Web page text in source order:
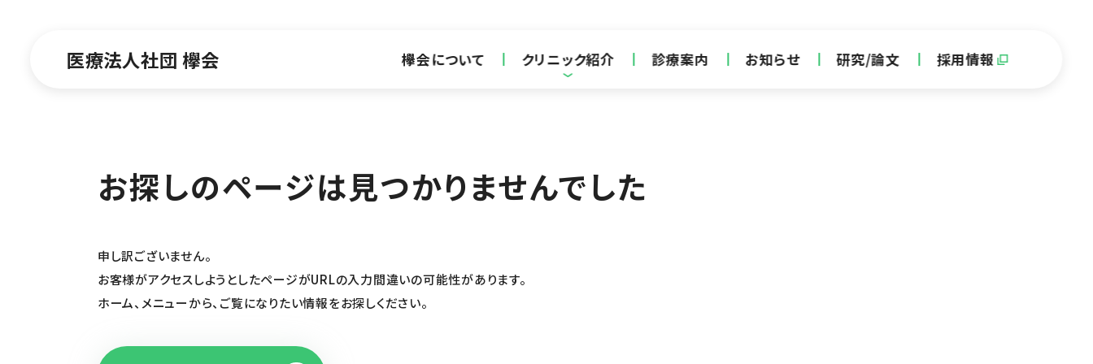
医療法人社団 欅会 欅会について クリニック紹介 診療案内 お知らせ 研究/論文 採用情報
お探しのページは見つかりませんでした
申し訳ございません。
お客様がアクセスしようとしたページがURLの入力間違いの可能性があります。
ホーム、メニューから、ご覧になりたい情報をお探しください。